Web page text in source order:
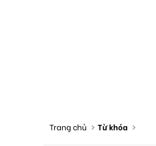
Trang chủ Từ khóa